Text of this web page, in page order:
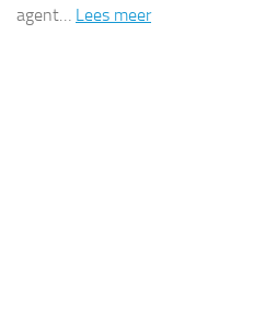
agent… Lees meer